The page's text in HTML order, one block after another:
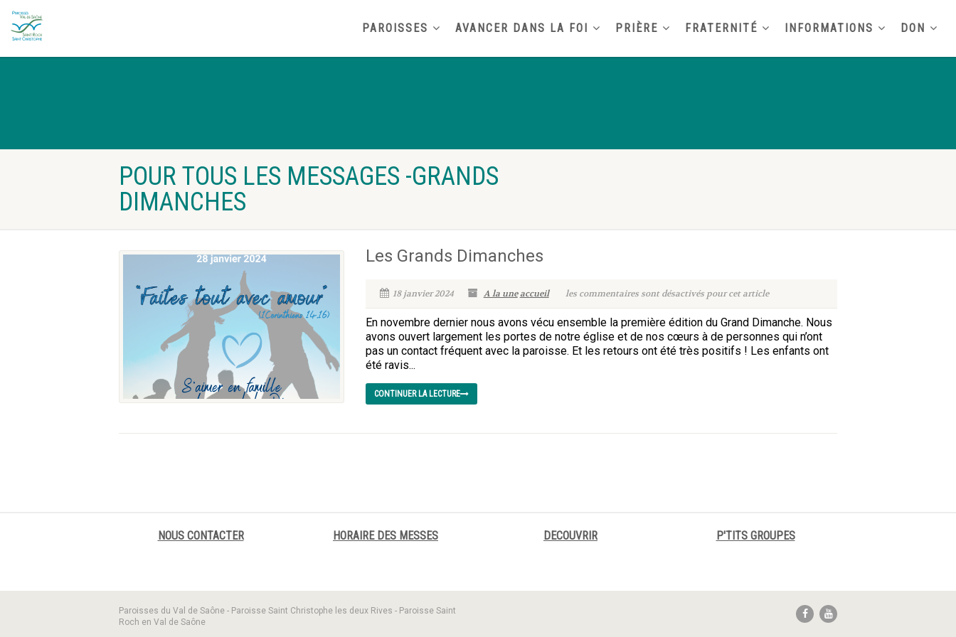
PAROISSES AVANCER DANS LA FOI PRIÈRE FRATERNITÉ INFORMATIONS DON
POUR TOUS LES MESSAGES -GRANDS
DIMANCHES
Les Grands Dimanches
18 janvier 2024 A la une accueil les commentaires sont désactivés pour cet article
En novembre dernier nous avons vécu ensemble la première édition du Grand Dimanche. Nous
avons ouvert largement les portes de notre église et de nos cœurs à de personnes qui n’ont
pas un contact fréquent avec la paroisse. Et les retours ont été très positifs ! Les enfants ont
été ravis...
CONTINUER LA LECTURE
NOUS CONTACTER HORAIRE DES MESSES DECOUVRIR P'TITS GROUPES
Paroisses du Val de Saône - Paroisse Saint Christophe les deux Rives - Paroisse Saint
Roch en Val de Saône